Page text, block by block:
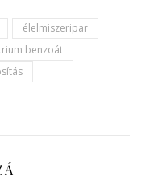
élelmiszeripar
benzoát